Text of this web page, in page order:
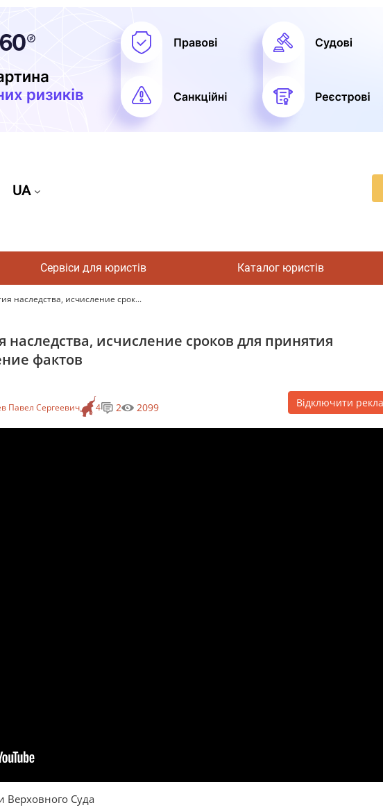
UA
Сервіси для юристів Каталог юристів
наследства, исчисление срок...
наследства, исчисление сроков для принятия
фактов
Павел Сергеевич 4 2 2099 Відключити
Верховного Суда